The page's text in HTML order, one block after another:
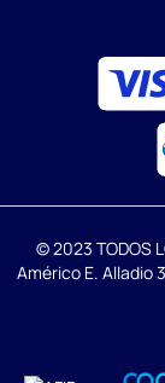
© 2023 TODOS
Américo E. Alladio